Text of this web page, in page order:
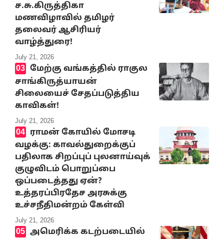
ச.சு.கிருத்திகா
மணவிழாவில் தமிழர்
தலைவர் ஆசிரியர்
வாழ்த்துரை!
July 21, 2026
மேற்கு வங்கத்தில் ராகுல
சாங்கிருத்யாயன்
சிலையைச் சேதப்படுத்திய
காவிகள்!
July 21, 2026
ராமன் கோயில் மோசடி
வழக்கு: காவல்துறைக்குப்
பதிலாக சிறப்புப் புலனாய்வுக்
குழுவிடம் பொறுப்பை
ஒப்படைத்தது ஏன்?
உத்தரப்பிரதேச அரசுக்கு
உச்சநீதிமன்றம் கேள்வி
July 21, 2026
அமெரிக்க கடற்படையில்